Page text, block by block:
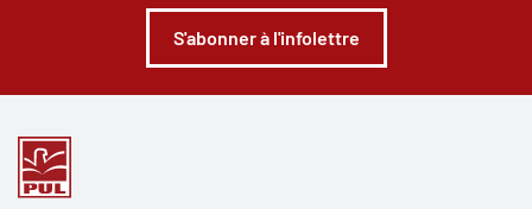
S'abonner à l'infolettre